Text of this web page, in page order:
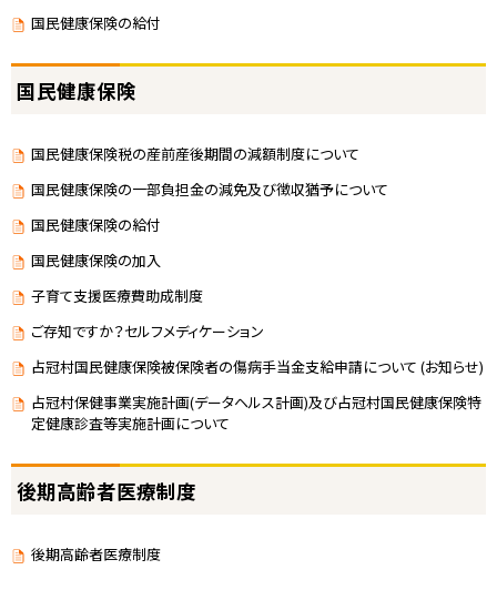
国民健康保険の給付
国民健康保険
国民健康保険税の産前産後期間の減額制度について
国民健康保険の一部負担金の減免及び徴収猶予について
国民健康保険の給付
国民健康保険の加入
子育て支援医療費助成制度
ご存知ですか？セルフメディケーション
占冠村国民健康保険被保険者の傷病手当金支給申請について (お知らせ)
占冠村保健事業実施計画(データヘルス計画)及び占冠村国民健康保険特
定健康診査等実施計画について
後期高齢者医療制度
後期高齢者医療制度